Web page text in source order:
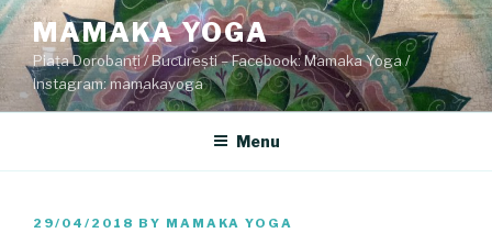
Skip
to
content
MAMAKA YOGA
Piața Dorobanți / București – Facebook: Mamaka Yoga /
Instagram: mamakayoga
Menu
POSTED
29/04/2018 BY MAMAKA YOGA